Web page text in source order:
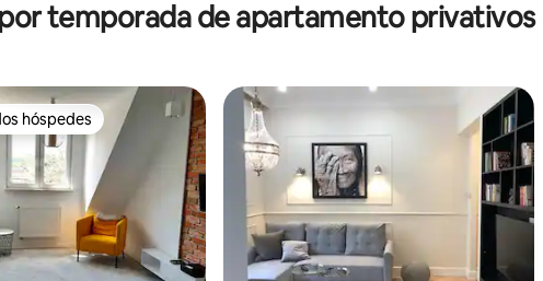
temporada de apartamento privativos
preferidos dos hóspedes
hóspedes